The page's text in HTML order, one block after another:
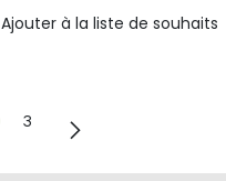
Ajouter à la liste de souhaits
3